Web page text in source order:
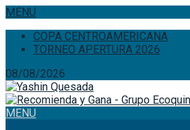
MENU
COPA CENTROAMERICANA
TORNEO APERTURA 2026
08/08/2026
MENU